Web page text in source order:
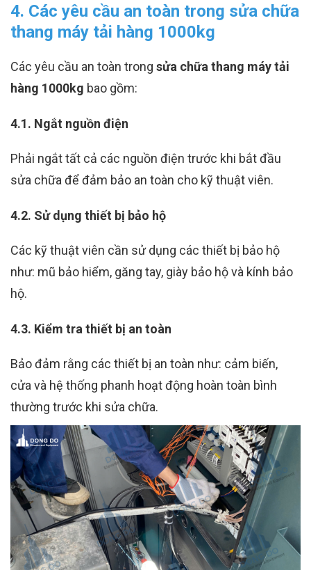
4. Các yêu cầu an toàn trong sửa chữa
thang máy tải hàng 1000kg
Các yêu cầu an toàn trong sửa chữa thang máy tải
hàng 1000kg bao gồm:
4.1. Ngắt nguồn điện
Phải ngắt tất cả các nguồn điện trước khi bắt đầu
sửa chữa để đảm bảo an toàn cho kỹ thuật viên.
4.2. Sử dụng thiết bị bảo hộ
Các kỹ thuật viên cần sử dụng các thiết bị bảo hộ
như: mũ bảo hiểm, găng tay, giày bảo hộ và kính bảo
hộ.
4.3. Kiểm tra thiết bị an toàn
Bảo đảm rằng các thiết bị an toàn như: cảm biến,
cửa và hệ thống phanh hoạt động hoàn toàn bình
thường trước khi sửa chữa.